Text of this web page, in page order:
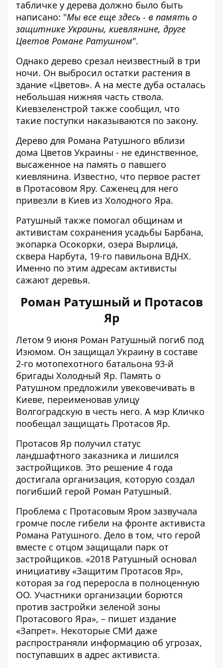
табличке у дерева должно было быть
написано: "Мы все еще здесь - в память о
защитнике Украины, киевлянине, друге
Цветов Романе Ратушном".
Однако дерево срезал неизвестный в три
ночи. Он выбросил остатки растения в
здание «Цветов». А на месте дуба осталась
небольшая нижняя часть ствола.
Киевзеленстрой также сообщил, что
такие поступки наказываются по закону.
Дерево для Романа Ратушного вблизи
дома Цветов Украины - не единственное,
высаженное на память о павшего
киевлянина. Известно, что первое растет
в Протасовом Яру. Саженец для него
привезли в Киев из Холодного Яра.
Ратушный также помогал общинам и
активистам сохранения усадьбы Барбана,
экопарка Осокорки, озера Вырлица,
сквера Нарбута, 19-го павильона ВДНХ.
Именно по этим адресам активисты
сажают деревья.
Роман Ратушный и Протасов
Яр
Летом 9 июня Роман Ратушный погиб под
Изюмом. Он защищал Украину в составе
2-го мотопехотного батальона 93-й
бригады Холодный Яр. Память о
Ратушном предложили увековечивать в
Киеве, переименовав улицу
Волгоградскую в честь него. А мэр Кличко
пообещал защищать Протасов Яр.
Протасов Яр получил статус
ландшафтного заказника и лишился
застройщиков. Это решение 4 года
достигала организация, которую создал
погибший герой Роман Ратушный.
Проблема с Протасовым Яром зазвучала
громче после гибели на фронте активиста
Романа Ратушного. Дело в том, что герой
вместе с отцом защищали парк от
застройщиков. «2018 Ратушный основал
инициативу «Защитим Протасов Яр»,
которая за год переросла в полноценную
ОО. Участники организации борются
против застройки зеленой зоны
Протасового Яра», – пишет издание
«Запрет». Некоторые СМИ даже
распространяли информацию об угрозах,
поступавших в адрес активиста.